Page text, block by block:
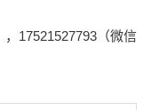
17521527793（微信